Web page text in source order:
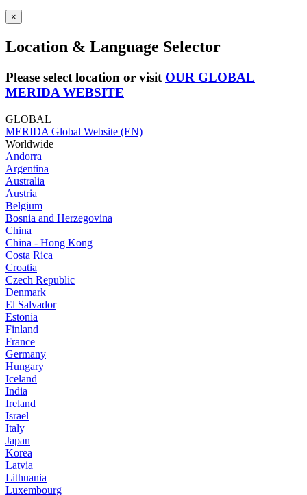
×
Location & Language Selector
Please select location or visit OUR GLOBAL
MERIDA WEBSITE
GLOBAL
MERIDA Global Website (EN)
Worldwide
Andorra
Argentina
Australia
Austria
Belgium
Bosnia and Herzegovina
China
China - Hong Kong
Costa Rica
Croatia
Czech Republic
Denmark
El Salvador
Estonia
Finland
France
Germany
Hungary
Iceland
India
Ireland
Israel
Italy
Japan
Korea
Latvia
Lithuania
Luxembourg